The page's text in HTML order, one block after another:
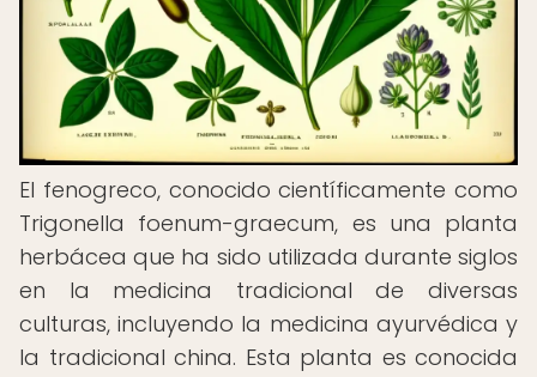
El fenogreco, conocido científicamente como
Trigonella foenum-graecum, es una planta
herbácea que ha sido utilizada durante siglos
en la medicina tradicional de diversas
culturas, incluyendo la medicina ayurvédica y
la tradicional china. Esta planta es conocida